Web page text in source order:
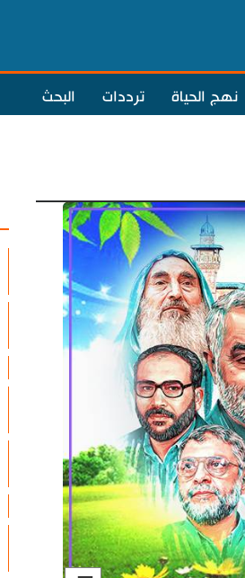
نهج الحياة ترددات البحث